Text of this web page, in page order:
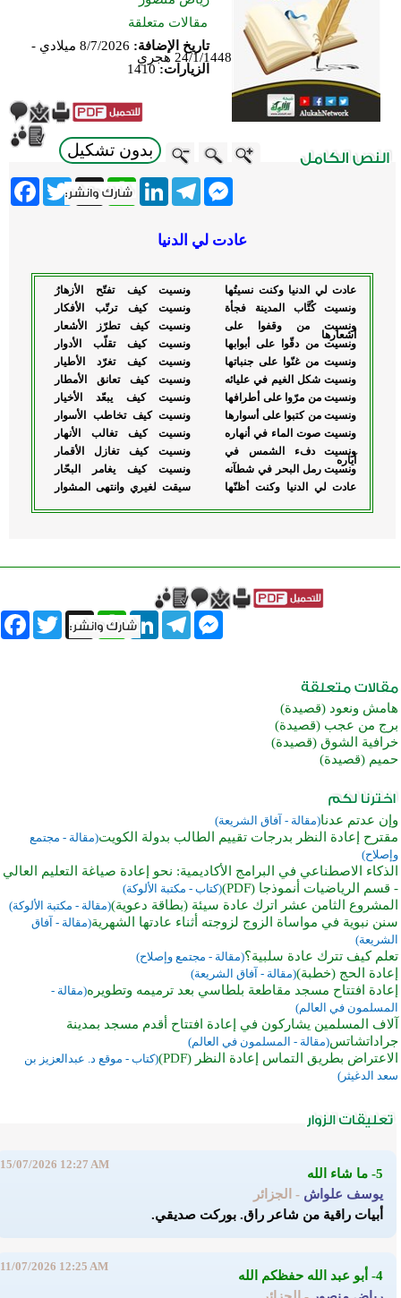
مقالات متعلقة
تاريخ الإضافة:
8/7/2026 ميلادي -
24/1/1448 هجري
الزيارات: 1410
بدون تشكيل
Twitter X
WhatsApp
LinkedInTelegram
Messenger
عادت لي الدنيا
عادت لي الدنيا وكنت نسيتُها
ونسيت كيف تفتّح الأزهارُ
ونسيت كُتَّاب المدينة فجأة
ونسيت كيف ترتّب الأفكار
ونسيت من وقفوا على
أشعارها
ونسيت كيف تطرّز الأشعار
ونسيت من دقّوا على أبوابها
ونسيت كيف تقلّب الأدوار
ونسيت من غنّوا على جنباتها
ونسيت كيف تغرّد الأطيار
ونسيت شكل الغيم في عليائه
ونسيت كيف تعانق الأمطار
ونسيت من مرّوا على أطرافها
ونسيت كيف يبعّد الأخيار
ونسيت من كتبوا على أسوارها
ونسيت كيف تخاطب الأسوار
ونسيت صوت الماء في أنهاره
ونسيت كيف تغالب الأنهار
ونسيت دفء الشمس في
آياره
ونسيت كيف تغازل الأقمار
ونسيت رمل البحر في شطآنه
ونسيت كيف يغامر البحّار
عادت لي الدنيا وكنت أظنّها
سيقت لغيري وانتهى المشوار
Twitter X
WhatsAppLinkedInTelegram
Messenger
هامش ونعود (قصيدة)
برج من عجب (قصيدة)
خرافية الشوق (قصيدة)
حميم (قصيدة)
وإن عدتم عدنا(مقالة - آفاق الشريعة)
مقترح إعادة النظر بدرجات تقييم الطالب بدولة الكويت(مقالة - مجتمع
وإصلاح)
الذكاء الاصطناعي في البرامج الأكاديمية: نحو إعادة صياغة التعليم العالي
- قسم الرياضيات أنموذجا (PDF)
(كتاب - مكتبة الألوكة)
المشروع الثامن عشر اترك عادة سيئة (بطاقة دعوية)(مقالة - مكتبة الألوكة)
سنن نبوية في مواساة الزوج لزوجته أثناء عادتها الشهرية(مقالة - آفاق
الشريعة)
تعلم كيف تترك عادة سلبية؟(مقالة - مجتمع وإصلاح)
إعادة الحج (خطبة)(مقالة - آفاق الشريعة)
إعادة افتتاح مسجد مقاطعة بلطاسي بعد ترميمه وتطويره(مقالة -
المسلمون في العالم)
آلاف المسلمين يشاركون في إعادة افتتاح أقدم مسجد بمدينة
جراداتشاتس(مقالة - المسلمون في العالم)
الاعتراض بطريق التماس إعادة النظر (PDF)
(كتاب - موقع د. عبدالعزيز بن
سعد الدغيثر)
5- ما شاء الله
يوسف علواش - الجزائر
15/07/2026 12:27 AM
أبيات راقية من شاعر راق. بوركت صديقي.
4- أبو عبد الله حفظكم الله
11/07/2026 12:25 AM